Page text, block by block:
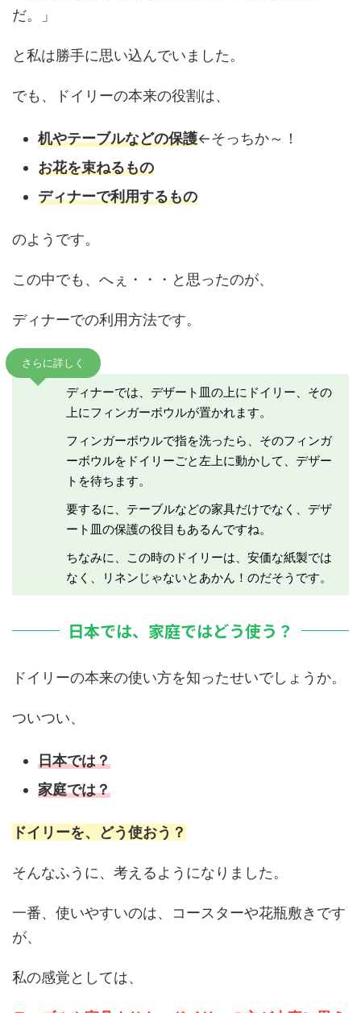
だ。」
と私は勝手に思い込んでいました。
でも、ドイリーの本来の役割は、
机やテーブルなどの保護←そっちか～！
お花を束ねるもの
ディナーで利用するもの
のようです。
この中でも、へぇ・・・と思ったのが、
ディナーでの利用方法です。
さらに詳しく
ディナーでは、デザート皿の上にドイリー、その
上にフィンガーボウルが置かれます。
フィンガーボウルで指を洗ったら、そのフィンガ
ーボウルをドイリーごと左上に動かして、デザー
トを待ちます。
要するに、テーブルなどの家具だけでなく、デザ
ート皿の保護の役目もあるんですね。
ちなみに、この時のドイリーは、安価な紙製では
なく、リネンじゃないとあかん！のだそうです。
日本では、家庭ではどう使う？
ドイリーの本来の使い方を知ったせいでしょうか。
ついつい、
日本では？
家庭では？
ドイリーを、どう使おう？
そんなふうに、考えるようになりました。
一番、使いやすいのは、コースターや花瓶敷きです
が、
私の感覚としては、